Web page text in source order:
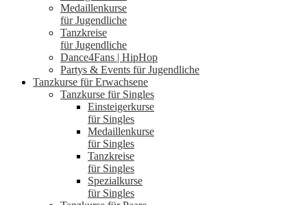
Medaillenkurse
für Jugendliche
Tanzkreise
für Jugendliche
Dance4Fans | HipHop
Partys & Events für Jugendliche
Tanzkurse für Erwachsene
Tanzkurse für Singles
Einsteigerkurse
für Singles
Medaillenkurse
für Singles
Tanzkreise
für Singles
Spezialkurse
für Singles